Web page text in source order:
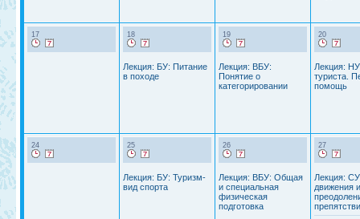
17 18
Лекция: БУ: Питание
в походе
19
Лекция: ВБУ:
Понятие о
категорировании
20
Лекция:
туриста.
помощь
24 25
Лекция: БУ: Туризм-
вид спорта
26
Лекция: ВБУ: Общая
и специальная
физическая
подготовка
27
Лекция:
движения и